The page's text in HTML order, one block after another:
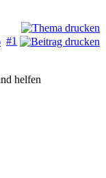
#1
helfen